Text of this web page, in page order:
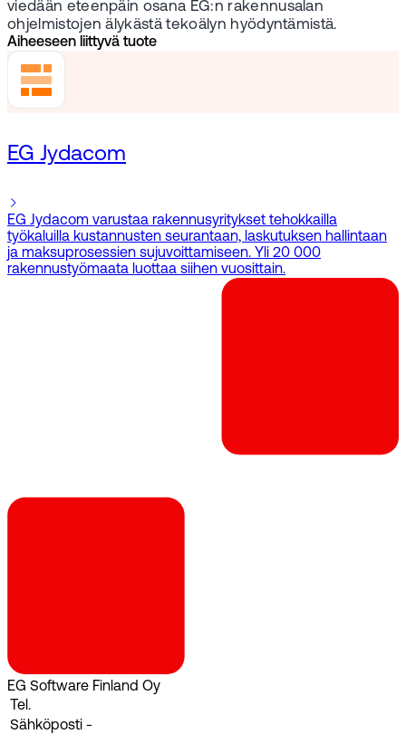
viedään eteenpäin osana EG:n rakennusalan
ohjelmistojen älykästä tekoälyn hyödyntämistä.
Aiheeseen liittyvä tuote
EG Jydacom
EG Jydacom varustaa rakennusyritykset tehokkailla
työkaluilla kustannusten seurantaan, laskutuksen hallintaan
ja maksuprosessien sujuvoittamiseen. Yli 20 000
rakennustyömaata luottaa siihen vuosittain.
EG Software Finland Oy
Tel.
Sähköposti -